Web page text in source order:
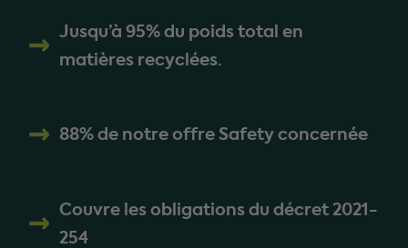
Jusqu’à 95% du poids total en
matières recyclées.
88% de notre offre Safety concernée
Couvre les obligations du décret 2021-
254